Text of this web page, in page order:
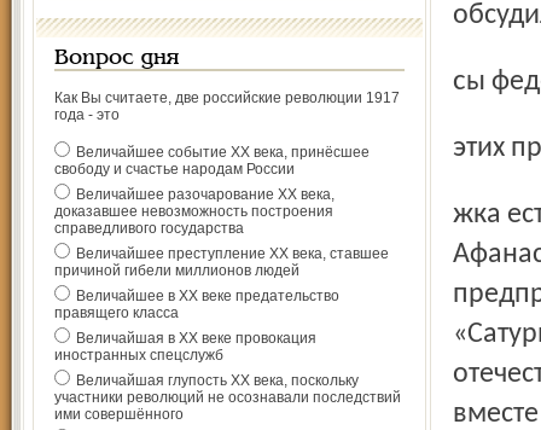
Вопрос дня
Как Вы считаете, две российские революции 1917
года - это
Величайшее событие ХХ века, принёсшее
свободу и счастье народам России
Величайшее разочарование ХХ века,
доказавшее невозможность построения
справедливого государства
Величайшее преступление ХХ века, ставшее
причиной гибели миллионов людей
Величайшее в ХХ веке предательство
правящего класса
Величайшая в ХХ веке провокация
иностранных спецслужб
Величайшая глупость ХХ века, поскольку
участники революций не осознавали последствий
ими совершённого
сы
этих
жка есть, обсуждались лишь детали, – сказал Андрей